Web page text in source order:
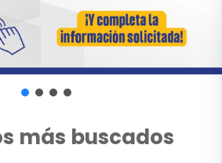
más buscados